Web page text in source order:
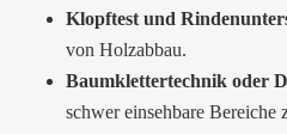
Klopftest und
von Holzabbau.
Baumklettertechnik oder
schwer einsehbare Bereiche